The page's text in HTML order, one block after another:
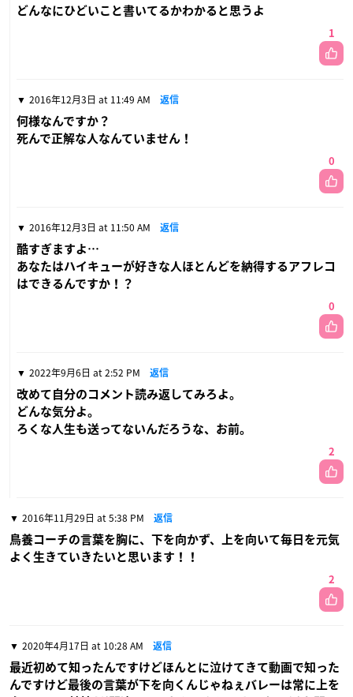
どんなにひどいこと書いてるかわかると思うよ
1
2016年12月3日 at 11:49 AM 返信
何様なんですか？
死んで正解な人なんていません！
0
2016年12月3日 at 11:50 AM 返信
酷すぎますよ…
あなたはハイキューが好きな人ほとんどを納得するアフレコ
はできるんですか！？
0
2022年9月6日 at 2:52 PM 返信
改めて自分のコメント読み返してみろよ。
どんな気分よ。
ろくな人生も送ってないんだろうな、お前。
2
2016年11月29日 at 5:38 PM 返信
鳥養コーチの言葉を胸に、下を向かず、上を向いて毎日を元気
よく生きていきたいと思います！！
2
2020年4月17日 at 10:28 AM 返信
最近初めて知ったんですけどほんとに泣けてきて動画で知った
んですけど最後の言葉が下を向くんじゃねぇバレーは常に上を